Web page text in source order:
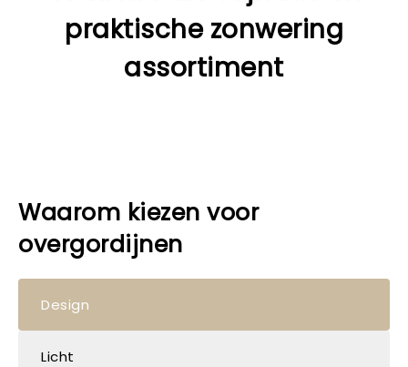
praktische zonwering
assortiment
Waarom kiezen voor
overgordijnen
Design
Licht